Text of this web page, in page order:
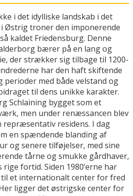
i det idylliske landskab i det
Østrig troner den imponerende
kaldet Friedensburg. Denne
bærer på en lang og
der strækker sig tilbage til 1200-
har den haft skiftende
perioder med både velstand og
til dens unikke karakter.
Schlaining bygget som et
men under renæssancen blev
repræsentativ residens. I dag
en spændende blanding af
og senere tilføjelser, med sine
tårne og smukke gårdhaver,
fortid. Siden 1980’erne har
et internationalt center for fred
ligger det østrigske center for